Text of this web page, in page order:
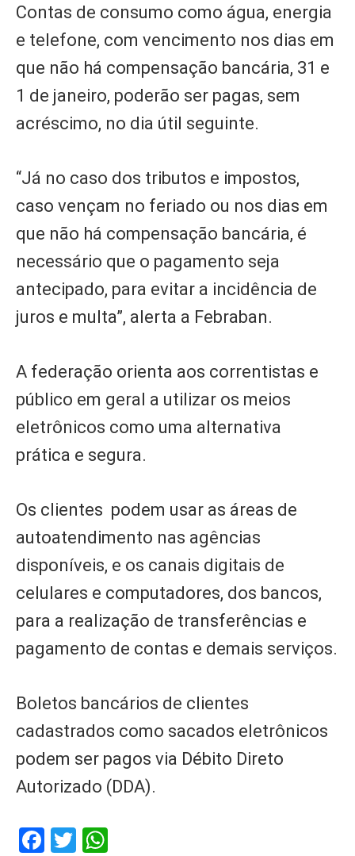
Contas de consumo como água, energia
e telefone, com vencimento nos dias em
que não há compensação bancária, 31 e
1 de janeiro, poderão ser pagas, sem
acréscimo, no dia útil seguinte.
“Já no caso dos tributos e impostos,
caso vençam no feriado ou nos dias em
que não há compensação bancária, é
necessário que o pagamento seja
antecipado, para evitar a incidência de
juros e multa”, alerta a Febraban.
A federação orienta aos correntistas e
público em geral a utilizar os meios
eletrônicos como uma alternativa
prática e segura.
Os clientes podem usar as áreas de
autoatendimento nas agências
disponíveis, e os canais digitais de
celulares e computadores, dos bancos,
para a realização de transferências e
pagamento de contas e demais serviços.
Boletos bancários de clientes
cadastrados como sacados eletrônicos
podem ser pagos via Débito Direto
Autorizado (DDA).
Facebook
Twitter